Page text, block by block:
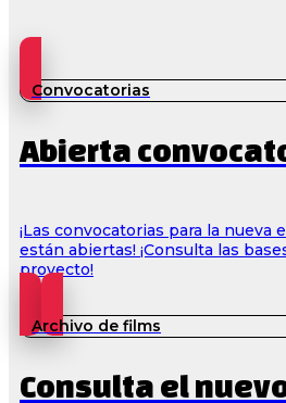
Convocatorias
Abierta
¡Las convocatorias para la nueva
están abiertas! ¡Consulta las
proyecto!
Archivo de films
Consulta el